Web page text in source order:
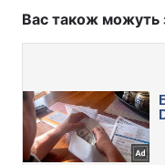
Вас також можуть